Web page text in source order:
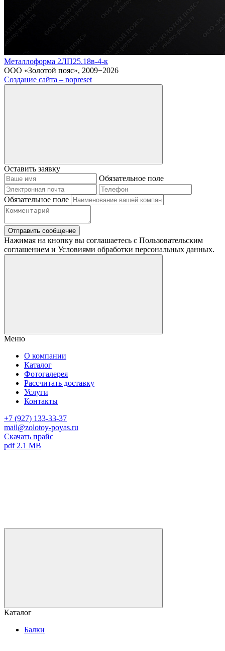
Металлоформа 2ЛП25.18в-4-к
ООО «Золотой пояс», 2009−2026
Создание сайта – nopreset
Оставить заявку
Обязательное поле
Обязательное поле
Отправить сообщение
Нажимая на кнопку вы соглашаетесь с Пользовательским
соглашением и Условиями обработки персональных данных.
Меню
О компании
Каталог
Фотогалерея
Рассчитать доставку
Услуги
Контакты
+7 (927) 133-33-37
mail@zolotoy-poyas.ru
Скачать прайс
pdf 2.1 MB
Каталог
Балки